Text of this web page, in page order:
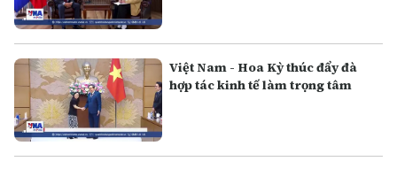
Việt Nam - Hoa Kỳ thúc đẩy đà
hợp tác kinh tế làm trọng tâm